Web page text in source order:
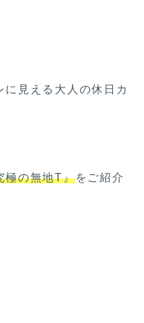
見える大人の休日カ
極の無地T』をご紹介